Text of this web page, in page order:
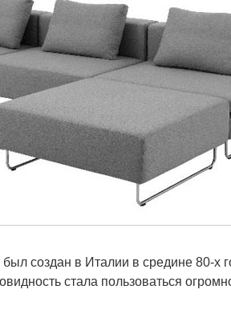
создан в Италии в средине 80-х
стала пользоваться